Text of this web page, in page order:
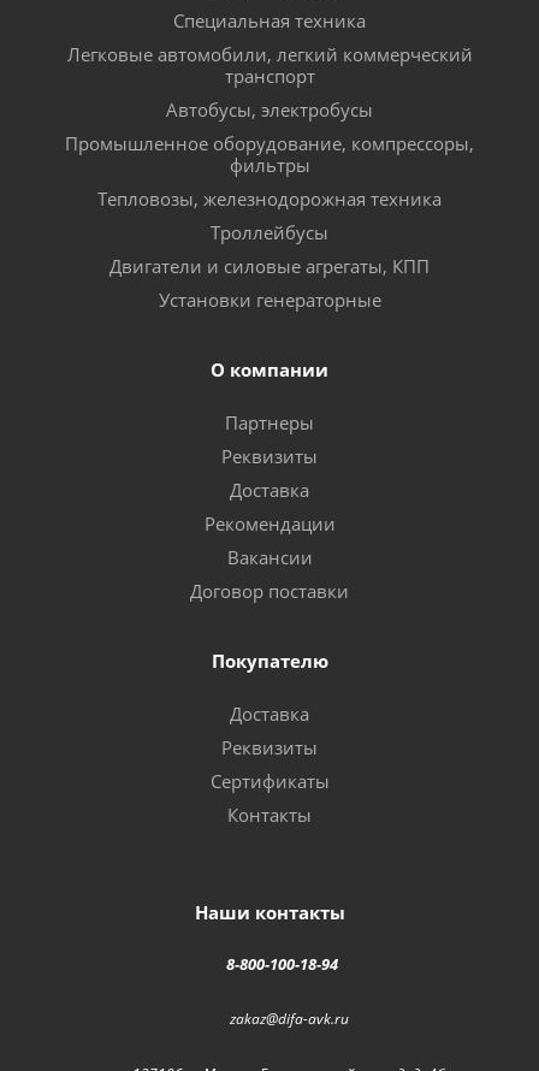
Специальная техника
Легковые автомобили, легкий коммерческий
транспорт
Автобусы, электробусы
Промышленное оборудование, компрессоры,
фильтры
Тепловозы, железнодорожная техника
Троллейбусы
Двигатели и силовые агрегаты, КПП
Установки генераторные
О компании
Партнеры
Реквизиты
Доставка
Рекомендации
Вакансии
Договор поставки
Покупателю
Доставка
Реквизиты
Сертификаты
Контакты
Наши контакты
8-800-100-18-94
zakaz@difa-avk.ru